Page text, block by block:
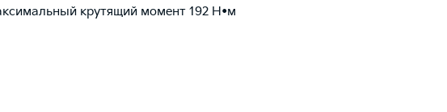
крутящий момент 192 Н•м